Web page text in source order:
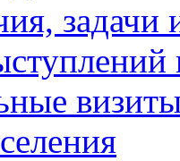
задачи